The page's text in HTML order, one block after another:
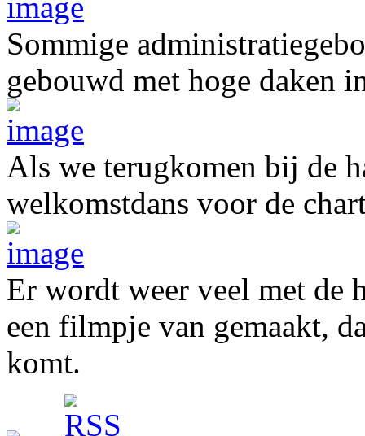
Sommige
gebouwd met hoge daken
Als we terugkomen bij de
welkomstdans voor de
Er wordt weer veel met de
een filmpje van gemaakt,
komt.